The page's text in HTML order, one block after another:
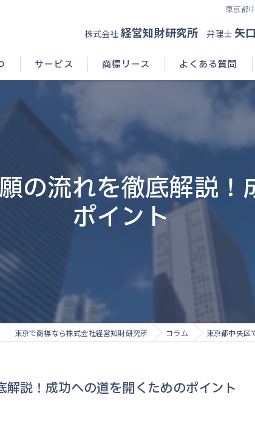
東京都
株式会社 経営知財研究所 弁理士 矢
サービス 商標リース よくある質問
の流れを徹底解説
ポイント
東京で商標なら株式会社経営知財研究所 コラム 東京都中央区
説！成功への道を開くためのポイント